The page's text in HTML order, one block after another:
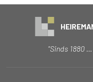
"Sinds 1880